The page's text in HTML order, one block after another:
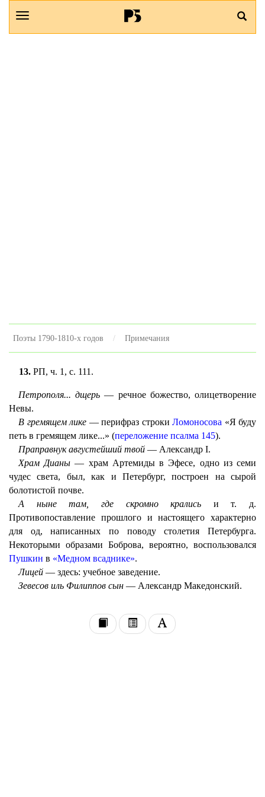
Поэты 1790-1810-х годов Примечания
13. РП, ч. 1, с. 111.
Петрополя... дщерь— речное божество, олицетворение
Невы.
В гремящем лике — перифраз строки Ломоносова «Я буду
петь в гремящем лике...» (переложение псалма 145).
Праправнук августейший твой — Александр I.
Храм Дианы— храм Артемиды в Эфесе, одно из семи
чудес света, был, как и Петербург, построен на сырой
болотистой почве.
А ныне там, где скромно крались и т. д.
Противопоставление прошлого и настоящего характерно
для од, написанных по поводу столетия Петербурга.
Некоторыми образами Боброва, вероятно, воспользовался
Пушкин в «Медном всаднике».
Лицей — здесь: учебное заведение.
Зевесов иль Филиппов сын — Александр Македонский.